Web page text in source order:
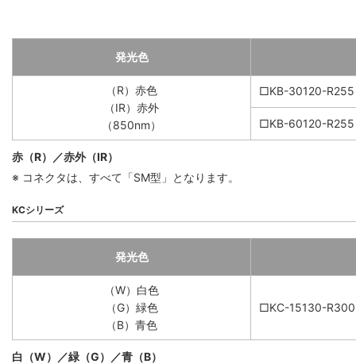
発光色
（R）赤色
（IR）赤外
（850nm）
□KB-30120-R255
□KB-60120-R255
赤（R）／赤外（IR）
※ コネクタは、すべて「SM型」となります。
KCシリーズ
発光色
（W）白色
（G）緑色
（B）青色
□KC-15130-R300
白（W）／緑（G）／青（B）